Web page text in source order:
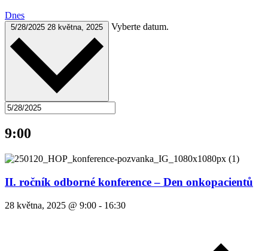
Dnes
5/28/2025 28 května, 2025 Vyberte datum.
9:00
II. ročník odborné konference – Den onkopacientů
28 května, 2025 @ 9:00 - 16:30